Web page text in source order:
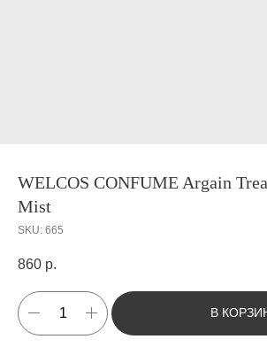
WELCOS CONFUME Argain
Mist
SKU: 665
860 р.
В